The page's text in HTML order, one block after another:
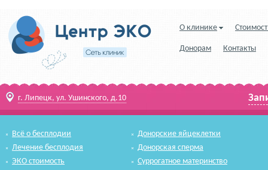
О клинике
Донорам Контакты
г. Липецк, ул. Ушинского, д.10
Всё о бесплодии
Лечение бесплодия
ЭКО стоимость
Донорские яйцеклетки
Донорская сперма
Суррогатное материнство